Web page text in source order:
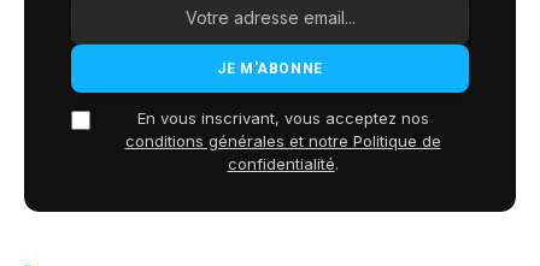
En vous inscrivant, vous acceptez nos
conditions générales et notre Politique de
confidentialité.